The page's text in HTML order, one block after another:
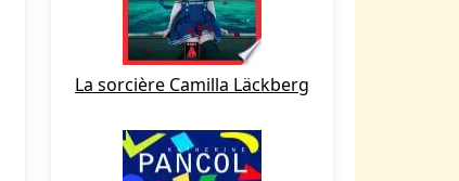
La sorcière Camilla Läckberg